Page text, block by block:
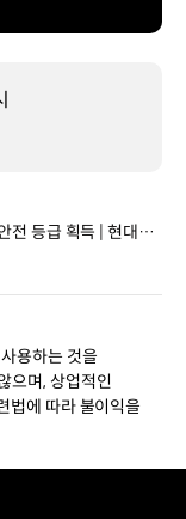
전 등급 획득 | 현대자
용하는 것을
으며, 상업적인
법에 따라 불이익을